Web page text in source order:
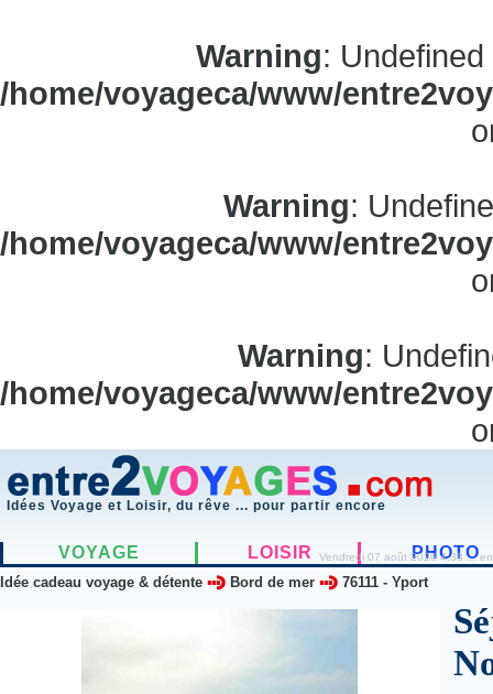
Warning:
/home/voyageca/www/
Warning:
/home/voyageca/www/
Warning:
/home/voyageca/www/
Idées Voyage et Loisir, du rêve ... pour partir encore
VOYAGE LOISIR PHOTO
Vendredi 07 août 2026 4:38 ...
Idée cadeau voyage & détente Bord de mer 76111 - Yport